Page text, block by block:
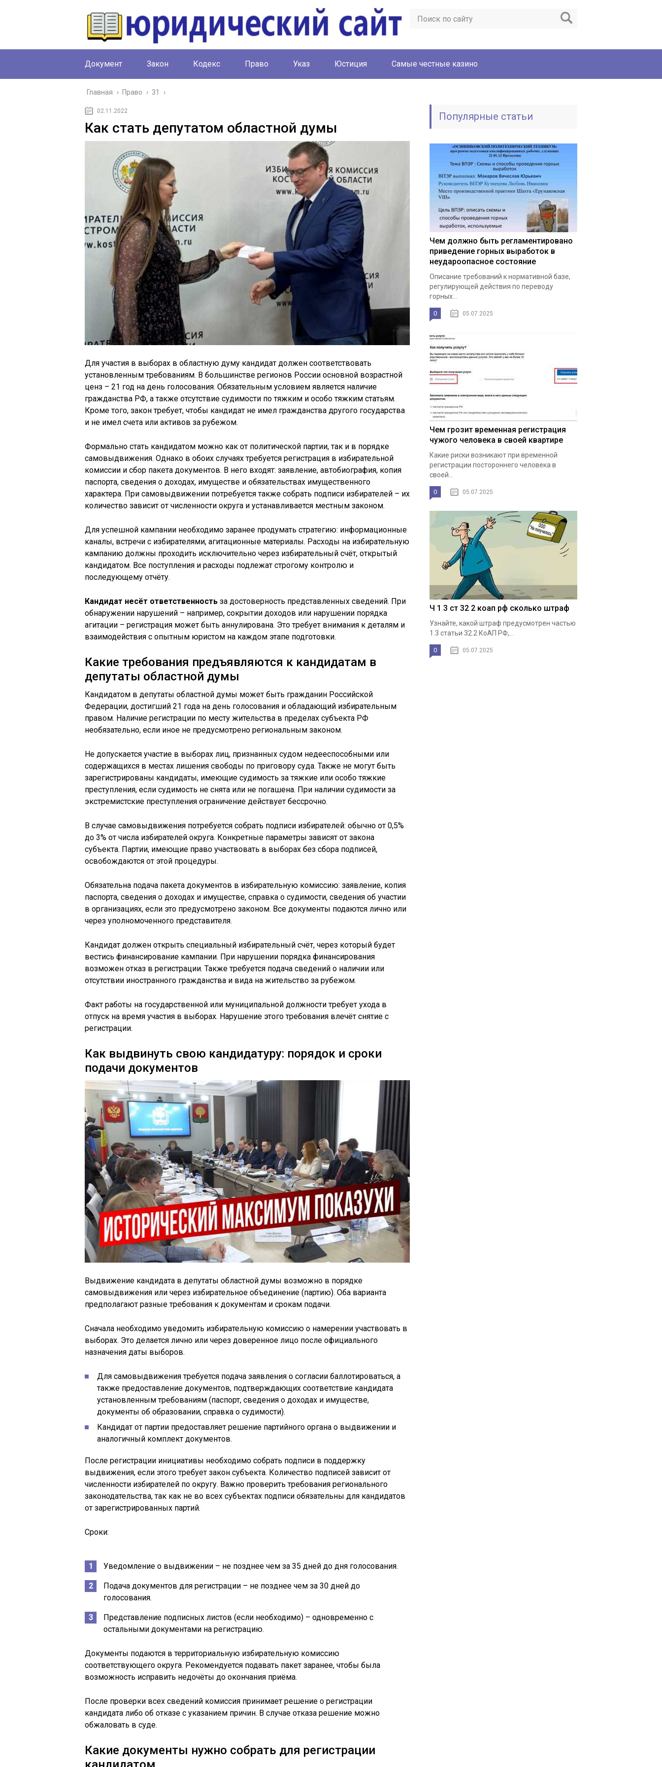
Документ Закон Кодекс Право Указ Юстиция Cамые честные казино
Главная › Право › 31 ›
02.11.2022
Как стать депутатом областной думы
Для участия в выборах в областную думу кандидат должен соответствовать
установленным требованиям. В большинстве регионов России основной возрастной
ценз – 21 год на день голосования. Обязательным условием является наличие
гражданства РФ, а также отсутствие судимости по тяжким и особо тяжким статьям.
Кроме того, закон требует, чтобы кандидат не имел гражданства другого государства
и не имел счета или активов за рубежом.
Формально стать кандидатом можно как от политической партии, так и в порядке
самовыдвижения. Однако в обоих случаях требуется регистрация в избирательной
комиссии и сбор пакета документов. В него входят: заявление, автобиография, копия
паспорта, сведения о доходах, имуществе и обязательствах имущественного
характера. При самовыдвижении потребуется также собрать подписи избирателей – их
количество зависит от численности округа и устанавливается местным законом.
Для успешной кампании необходимо заранее продумать стратегию: информационные
каналы, встречи с избирателями, агитационные материалы. Расходы на избирательную
кампанию должны проходить исключительно через избирательный счёт, открытый
кандидатом. Все поступления и расходы подлежат строгому контролю и
последующему отчёту.
Кандидат несёт ответственность за достоверность представленных сведений. При
обнаружении нарушений – например, сокрытии доходов или нарушении порядка
агитации – регистрация может быть аннулирована. Это требует внимания к деталям и
взаимодействия с опытным юристом на каждом этапе подготовки.
Какие требования предъявляются к кандидатам в
депутаты областной думы
Кандидатом в депутаты областной думы может быть гражданин Российской
Федерации, достигший 21 года на день голосования и обладающий избирательным
правом. Наличие регистрации по месту жительства в пределах субъекта РФ
необязательно, если иное не предусмотрено региональным законом.
Не допускается участие в выборах лиц, признанных судом недееспособными или
содержащихся в местах лишения свободы по приговору суда. Также не могут быть
зарегистрированы кандидаты, имеющие судимость за тяжкие или особо тяжкие
преступления, если судимость не снята или не погашена. При наличии судимости за
экстремистские преступления ограничение действует бессрочно.
В случае самовыдвижения потребуется собрать подписи избирателей: обычно от 0,5%
до 3% от числа избирателей округа. Конкретные параметры зависят от закона
субъекта. Партии, имеющие право участвовать в выборах без сбора подписей,
освобождаются от этой процедуры.
Обязательна подача пакета документов в избирательную комиссию: заявление, копия
паспорта, сведения о доходах и имуществе, справка о судимости, сведения об участии
в организациях, если это предусмотрено законом. Все документы подаются лично или
через уполномоченного представителя.
Кандидат должен открыть специальный избирательный счёт, через который будет
вестись финансирование кампании. При нарушении порядка финансирования
возможен отказ в регистрации. Также требуется подача сведений о наличии или
отсутствии иностранного гражданства и вида на жительство за рубежом.
Факт работы на государственной или муниципальной должности требует ухода в
отпуск на время участия в выборах. Нарушение этого требования влечёт снятие с
регистрации.
Как выдвинуть свою кандидатуру: порядок и сроки
подачи документов
Выдвижение кандидата в депутаты областной думы возможно в порядке
самовыдвижения или через избирательное объединение (партию). Оба варианта
предполагают разные требования к документам и срокам подачи.
Сначала необходимо уведомить избирательную комиссию о намерении участвовать в
выборах. Это делается лично или через доверенное лицо после официального
назначения даты выборов.
Для самовыдвижения требуется подача заявления о согласии баллотироваться, а
также предоставление документов, подтверждающих соответствие кандидата
установленным требованиям (паспорт, сведения о доходах и имуществе,
документы об образовании, справка о судимости).
Кандидат от партии предоставляет решение партийного органа о выдвижении и
аналогичный комплект документов.
После регистрации инициативы необходимо собрать подписи в поддержку
выдвижения, если этого требует закон субъекта. Количество подписей зависит от
численности избирателей по округу. Важно проверить требования регионального
законодательства, так как не во всех субъектах подписи обязательны для кандидатов
от зарегистрированных партий.
Сроки:
Уведомление о выдвижении – не позднее чем за 35 дней до дня голосования.
Подача документов для регистрации – не позднее чем за 30 дней до
голосования.
Представление подписных листов (если необходимо) – одновременно с
остальными документами на регистрацию.
Документы подаются в территориальную избирательную комиссию
соответствующего округа. Рекомендуется подавать пакет заранее, чтобы была
возможность исправить недочёты до окончания приёма.
После проверки всех сведений комиссия принимает решение о регистрации
кандидата либо об отказе с указанием причин. В случае отказа решение можно
обжаловать в суде.
Какие документы нужно собрать для регистрации
Популярные статьи
Чем должно быть регламентировано
приведение горных выработок в
неудароопасное состояние
Описание требований к нормативной базе,
регулирующей действия по переводу
горных...
0 05.07.2025
Чем грозит временная регистрация
чужого человека в своей квартире
Какие риски возникают при временной
регистрации постороннего человека в
своей...
0 05.07.2025
Ч 1 3 ст 32 2 коап рф сколько штраф
Узнайте, какой штраф предусмотрен частью
1.3 статьи 32.2 КоАП РФ,...
0 05.07.2025